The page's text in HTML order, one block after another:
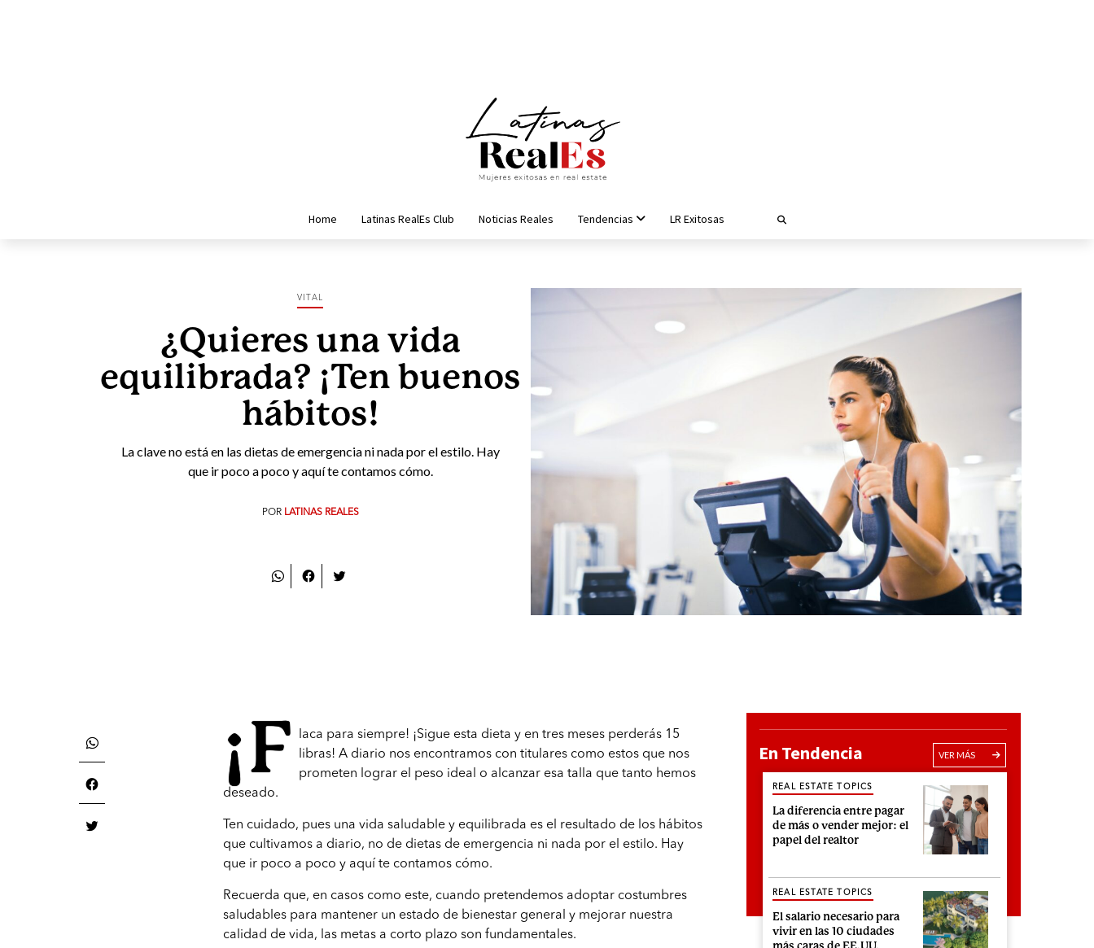
Home Latinas RealEs Club Noticias Reales Tendencias LR Exitosas
VITAL
¿Quieres una vida
equilibrada? ¡Ten buenos
hábitos!
La clave no está en las dietas de emergencia ni nada por el estilo. Hay
que ir poco a poco y aquí te contamos cómo.
POR LATINAS REALES
¡F
laca para siempre! ¡Sigue esta dieta y en tres meses perderás 15
libras! A diario nos encontramos con titulares como estos que nos
prometen lograr el peso ideal o alcanzar esa talla que tanto hemos
deseado.
Ten cuidado, pues una vida saludable y equilibrada es el resultado de los hábitos
que cultivamos a diario, no de dietas de emergencia ni nada por el estilo. Hay
que ir poco a poco y aquí te contamos cómo.
Recuerda que, en casos como este, cuando pretendemos adoptar costumbres
saludables para mantener un estado de bienestar general y mejorar nuestra
calidad de vida, las metas a corto plazo son fundamentales.
En Tendencia VER MÁS
La diferencia entre pagar
de más o vender mejor: el
papel del realtor
REAL ESTATE TOPICS
El salario necesario para
vivir en las 10 ciudades
REAL ESTATE TOPICS